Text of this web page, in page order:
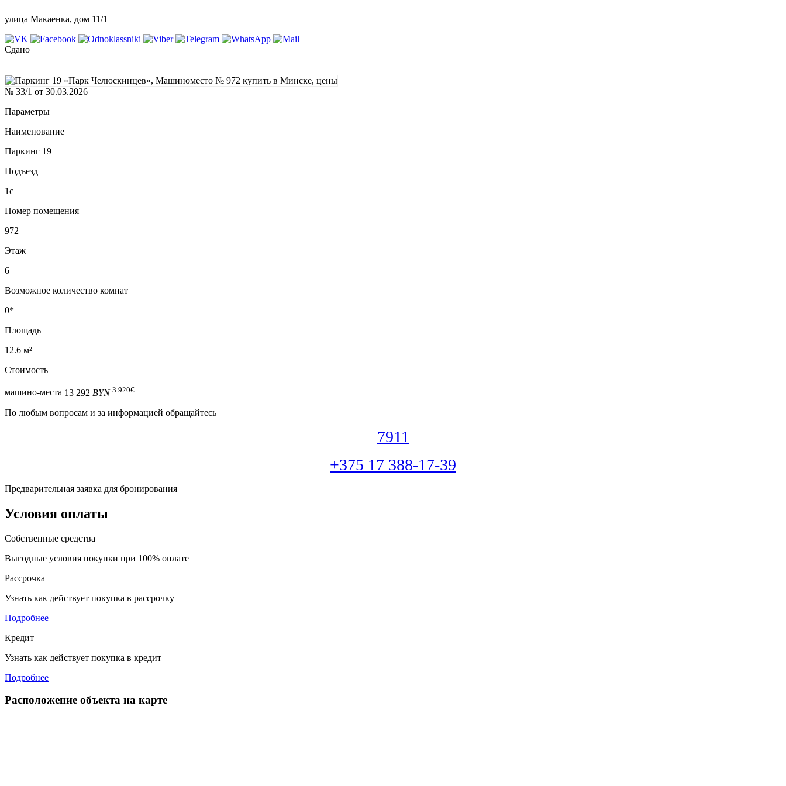
улица Макаенка, дом 11/1
Сдано
№ 33/1 от 30.03.2026
Параметры
Наименование
Паркинг 19
Подъезд
1с
Номер помещения
972
Этаж
6
Возможное количество комнат
0*
Площадь
12.6 м²
Стоимость
машино-места 13 292 BYN 3 920€
По любым вопросам и за информацией обращайтесь
7911
+375 17 388-17-39
Предварительная заявка для бронирования
Условия оплаты
Собственные средства
Выгодные условия покупки при 100% оплате
Рассрочка
Узнать как действует покупка в рассрочку
Подробнее
Кредит
Узнать как действует покупка в кредит
Подробнее
Расположение объекта на карте